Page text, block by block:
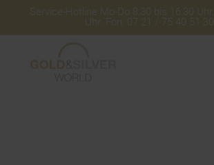
Service-Hotline Mo-Do 8:30 bis 16:30
Uhr. Fon: 07 21 / 75 40 51 30